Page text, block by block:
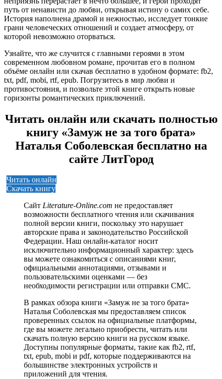
путь от ненависти до любви, открывая истину о самих себе.
История наполнена драмой и нежностью, исследует тонкие
грани человеческих отношений и создает атмосферу, от
которой невозможно оторваться.
Узнайте, что же случится с главными героями в этом
современном любовном романе, прочитав его в полном
объёме онлайн или скачав бесплатно в удобном формате: fb2,
txt, pdf, mobi, rtf, epub. Погрузитесь в мир любви и
противостояния, и позвольте этой книге открыть новые
горизонты романтических приключений.
Читать онлайн или скачать полностью
книгу «Замуж не за того брата»
Наталья Соболевская бесплатно на
сайте ЛитГород
Читать онлайн
Скачать книгу
Сайт Literature-Online.com не предоставляет
возможности бесплатного чтения или скачивания
полной версии книги, поскольку это нарушает
авторские права и законодательство Российской
Федерации. Наш онлайн-каталог носит
исключительно информационный характер: здесь
вы можете ознакомиться с описаниями книг,
официальными аннотациями, отзывами и
пользовательскими оценками — без
необходимости регистрации или отправки СМС.
В рамках обзора книги «Замуж не за того брата»
Наталья Соболевская мы предоставляем список
проверенных ссылок на официальные платформы,
где вы можете легально приобрести, читать или
скачать полную версию книги на русском языке.
Доступны популярные форматы, такие как fb2, rtf,
txt, epub, mobi и pdf, которые поддерживаются на
большинстве электронных устройств и
приложений для чтения.